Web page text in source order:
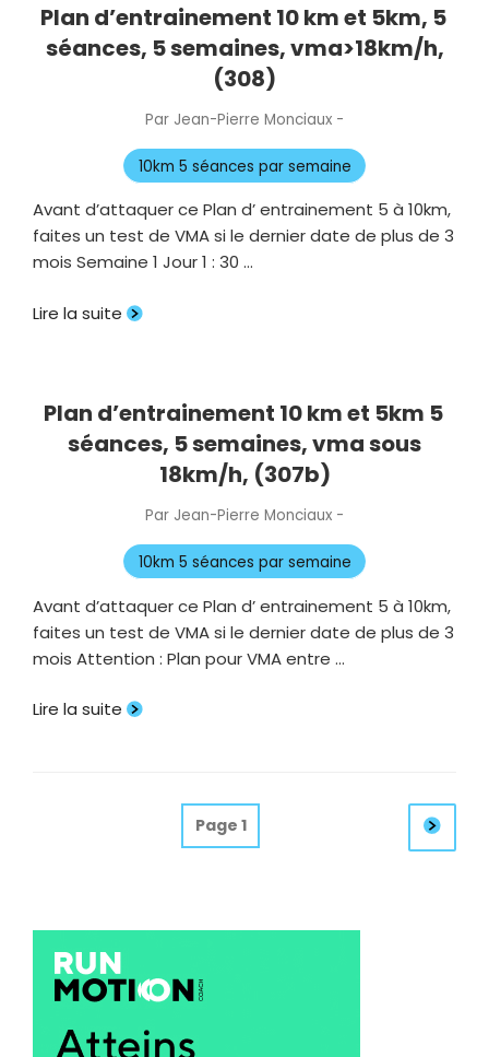
Plan d’entrainement 10 km et 5km, 5
séances, 5 semaines, vma>18km/h,
(308)
Par Jean-Pierre Monciaux -
le
10km 5 séances par semaine
Avant d’attaquer ce Plan d’ entrainement 5 à 10km,
faites un test de VMA si le dernier date de plus de 3
mois Semaine 1 Jour 1 : 30 …
Lire la suite
Plan d’entrainement 10 km et 5km 5
séances, 5 semaines, vma sous
18km/h, (307b)
Par Jean-Pierre Monciaux -
le
10km 5 séances par semaine
Avant d’attaquer ce Plan d’ entrainement 5 à 10km,
faites un test de VMA si le dernier date de plus de 3
mois Attention : Plan pour VMA entre …
Lire la suite
Page 1